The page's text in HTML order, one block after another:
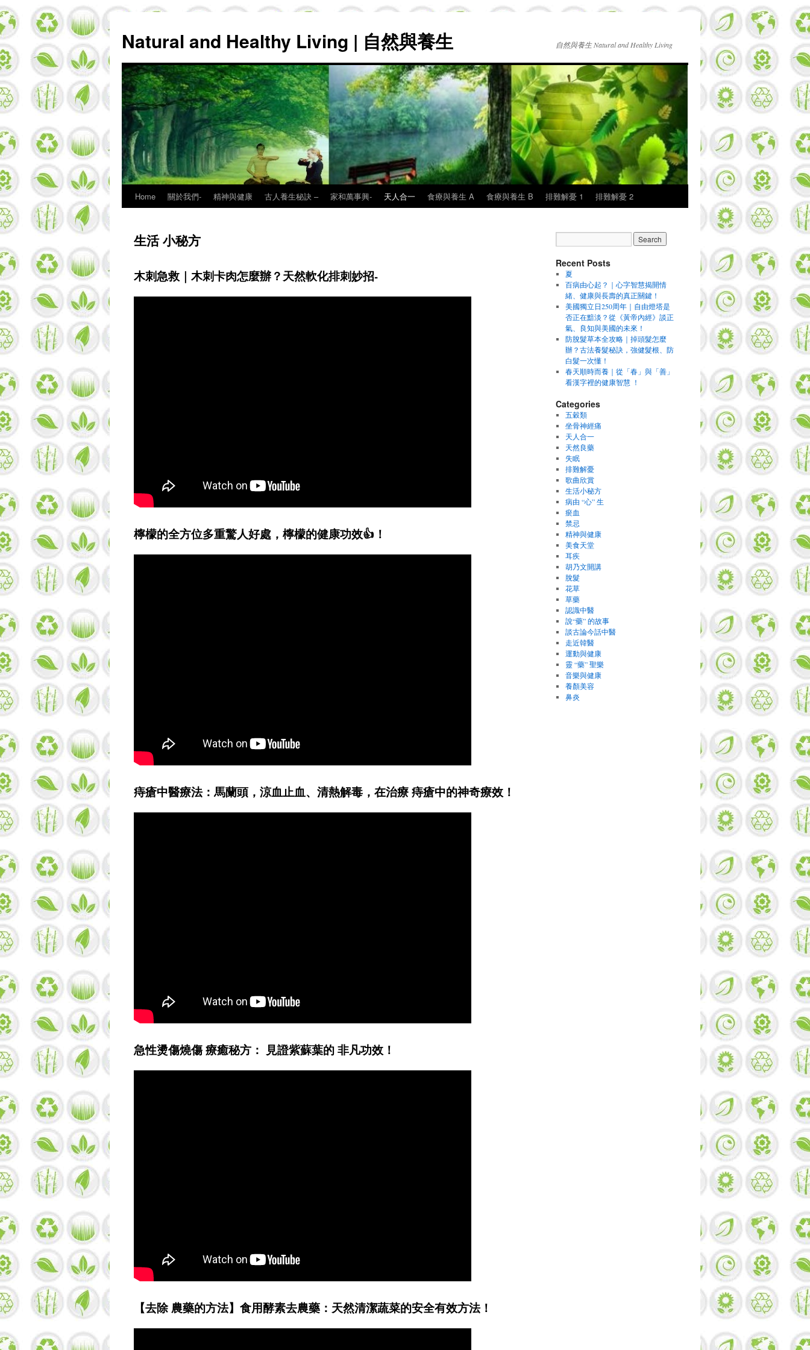
Natural and Healthy Living | 自然與養生 自然與養生 Natural and Healthy Living
Skip
content
Home 關於我們- 精神與健康 古人養生秘訣 – 家和萬事興- 天人合一 食療與養生 A 食療與養生 B 排難解憂 1 排難解憂 2
生活 小秘方
木刺急救｜木刺卡肉怎麼辦？天然軟化排刺妙招-
檸檬的全方位多重驚人好處，檸檬的健康功效👍！
痔瘡中醫療法：馬蘭頭，涼血止血、清熱解毒，在治療 痔瘡中的神奇療效！
急性燙傷燒傷 療癒秘方： 見證紫蘇葉的 非凡功效！
【去除 農藥的方法】食用酵素去農藥：天然清潔蔬菜的安全有效方法！
Recent Posts
夏
百病由心起？｜心字智慧揭開情
緒、健康與長壽的真正關鍵！
美國獨立日250周年｜自由燈塔是
否正在黯淡？從《黃帝內經》談正
氣、良知與美國的未來！
防脫髮草本全攻略｜掉頭髮怎麼
辦？古法養髮秘訣，強健髮根、防
白髮一次懂！
春天順時而養｜從「春」與「善」
看漢字裡的健康智慧 ！
Categories
五穀類
坐骨神經痛
天人合一
天然良藥
失眠
排難解憂
歌曲欣賞
生活小秘方
病由 “心” 生
瘀血
禁忌
精神與健康
美食天堂
耳疾
胡乃文開講
脫髮
花草
草藥
認識中醫
說“藥” 的故事
談古論今話中醫
走近韓醫
運動與健康
靈 “藥” 聖樂
音樂與健康
養顏美容
鼻炎